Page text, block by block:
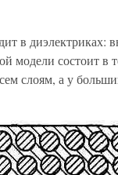
в диэлект­риках:
модели состоит в
слоям, а у